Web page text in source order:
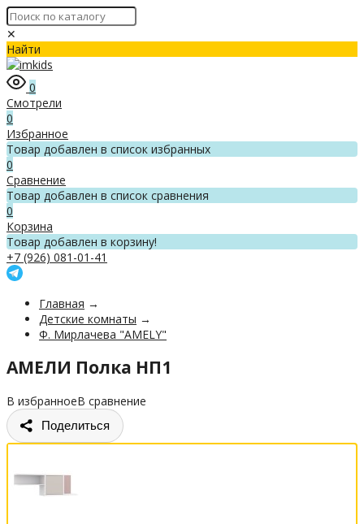
✕
Найти
0
Смотрели
0
Избранное
Товар добавлен в список избранных
0
Сравнение
Товар добавлен в список сравнения
0
Корзина
Товар добавлен в корзину!
+7 (926) 081-01-41
Главная →
Детские комнаты →
Ф. Мирлачева "AMELY"
АМЕЛИ Полка НП1
В избранноеВ сравнение
Поделиться